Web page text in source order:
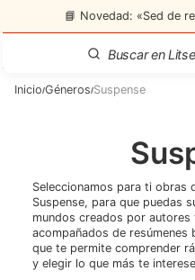
📘 Novedad: «Sed de
Inicio/Géneros/Suspense
Seleccionamos para ti obras
Suspense, para que puedas
mundos creados por
acompañados de resúmenes
que te permite comprender
y elegir lo que más te